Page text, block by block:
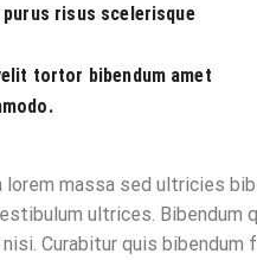
risus scelerisque
tortor bibendum amet
massa sed ultricies
ultrices.
Curabitur quis bibendum